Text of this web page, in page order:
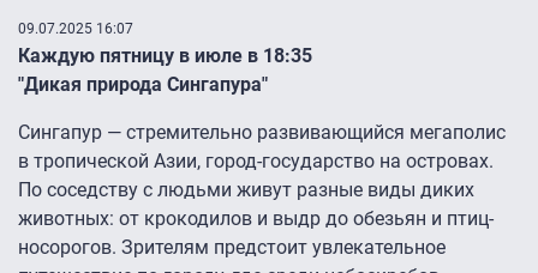
09.07.2025 16:07
Каждую пятницу в июле в 18:35
"Дикая природа Сингапура"
Сингапур — стремительно развивающийся мегаполис
в тропической Азии, город-государство на островах.
По соседству с людьми живут разные виды диких
животных: от крокодилов и выдр до обезьян и птиц-
носорогов. Зрителям предстоит увлекательное